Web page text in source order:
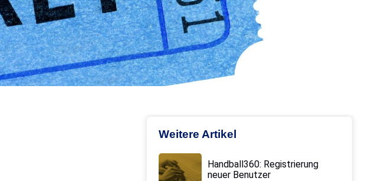
Weitere Artikel
Handball360: Registrierung
neuer Benutzer